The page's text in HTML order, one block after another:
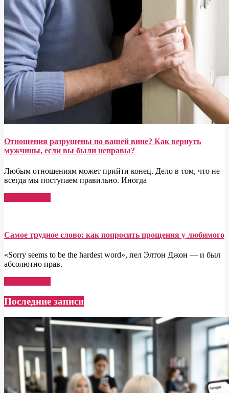
Отношения разрушены по вашей вине? Как вернуть
мужчины, если вы были неправы?
Любым отношениям может прийти конец. Дело в том, что не
всегда мы поступаем правильно. Иногда
Самое трудное слово: как попросить прощения у любимого
«Sorry seems to be the hardest word», пел Элтон Джон — и был
абсолютно прав.
Последние записи